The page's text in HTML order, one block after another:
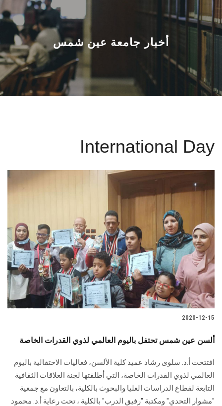
عن الجامعة
القطاعـات
الشئون الأكاديمية
البحث العلمي
الأنظمة الذكية
تواصل معنا
الطلاب
هيئة التدريس
الخريجين
الموظفون
الزائـرون
أخبار جامعة عين شمس
International Day
2020-12-15
ألسن عين شمس تحتفل باليوم العالمي لذوي القدرات الخاصة
افتتحت أ.د. سلوى رشاد عميد كلية الألسن، فعاليات الاحتفالية باليوم
العالمي لذوي القدرات الخاصة، التي أطلقتها لجنة العلاقات الثقافية
التابعة لقطاع الدراسات العليا والبحوث بالكلية، بالتعاون مع جمعية
"مشوار التحدي" ومكتبة "رفيق الدرب" بالكلية ، تحت رعاية أ.د. محمود